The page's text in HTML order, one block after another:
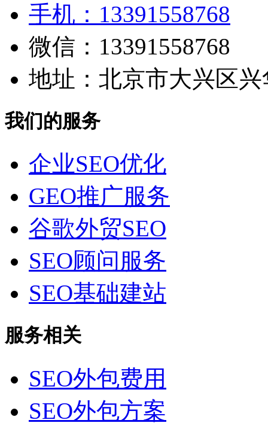
手机：13391558768
微信：13391558768
地址：北京市大兴区
我们的服务
企业SEO优化
GEO推广服务
谷歌外贸SEO
SEO顾问服务
SEO基础建站
服务相关
SEO外包费用
SEO外包方案